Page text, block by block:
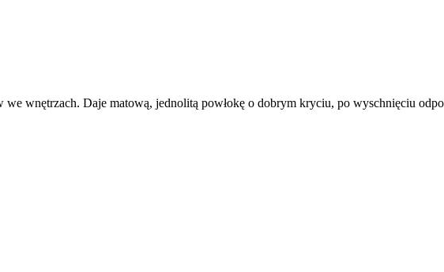
wnętrzach. Daje matową, jednolitą powłokę o dobrym kryciu, po wyschnięciu